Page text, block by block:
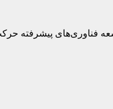
فناوری‌های پیشرفته